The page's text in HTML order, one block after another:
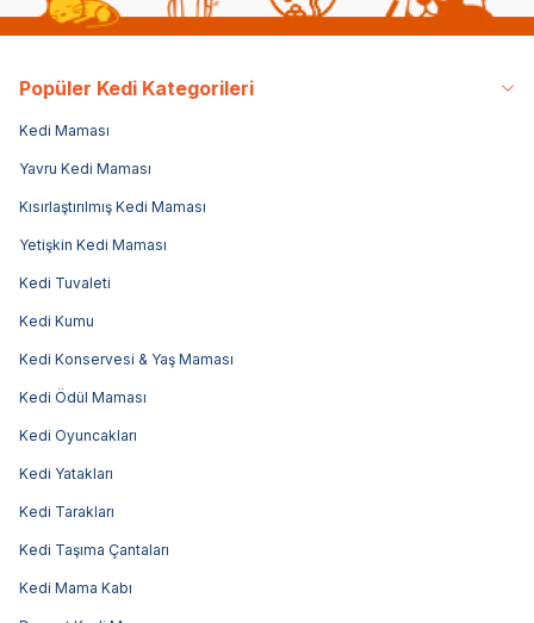
Popüler Kedi Kategorileri
Kedi Maması
Yavru Kedi Maması
Kısırlaştırılmış Kedi Maması
Yetişkin Kedi Maması
Kedi Tuvaleti
Kedi Kumu
Kedi Konservesi & Yaş Maması
Kedi Ödül Maması
Kedi Oyuncakları
Kedi Yatakları
Kedi Tarakları
Kedi Taşıma Çantaları
Kedi Mama Kabı